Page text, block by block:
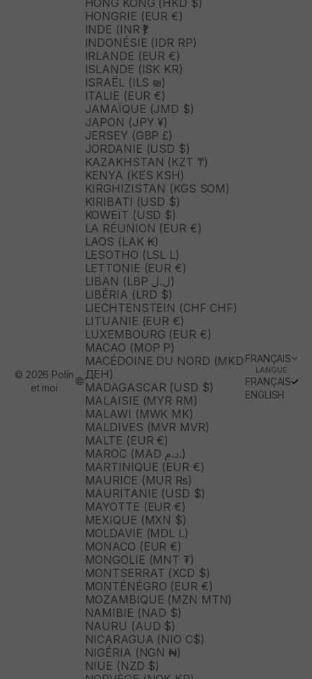
HONG KONG (HKD $)
HONGRIE (EUR €)
INDE (INR ₹)
INDONÉSIE (IDR RP)
IRLANDE (EUR €)
ISLANDE (ISK KR)
ISRAËL (ILS ₪)
ITALIE (EUR €)
JAMAÏQUE (JMD $)
JAPON (JPY ¥)
JERSEY (GBP £)
JORDANIE (USD $)
KAZAKHSTAN (KZT ₸)
KENYA (KES KSH)
KIRGHIZISTAN (KGS SOM)
KIRIBATI (USD $)
KOWEÏT (USD $)
LA RÉUNION (EUR €)
LAOS (LAK ₭)
LESOTHO (LSL L)
LETTONIE (EUR €)
LIBAN (LBP ل.ل)
LIBÉRIA (LRD $)
LIECHTENSTEIN (CHF CHF)
LITUANIE (EUR €)
LUXEMBOURG (EUR €)
MACAO (MOP P)
MACÉDOINE DU NORD (MKD
ДЕН)
MADAGASCAR (USD $)
MALAISIE (MYR RM)
MALAWI (MWK MK)
MALDIVES (MVR MVR)
MALTE (EUR €)
MAROC (MAD د.م.)
MARTINIQUE (EUR €)
MAURICE (MUR ₨)
MAURITANIE (USD $)
MAYOTTE (EUR €)
MEXIQUE (MXN $)
MOLDAVIE (MDL L)
MONACO (EUR €)
MONGOLIE (MNT ₮)
MONTSERRAT (XCD $)
MONTÉNÉGRO (EUR €)
MOZAMBIQUE (MZN MTN)
NAMIBIE (NAD $)
NAURU (AUD $)
NICARAGUA (NIO C$)
NIGÉRIA (NGN ₦)
NIUE (NZD $)
FRANÇAIS
LANGUE
FRANÇAIS
ENGLISH
© 2026 Polín
et moi